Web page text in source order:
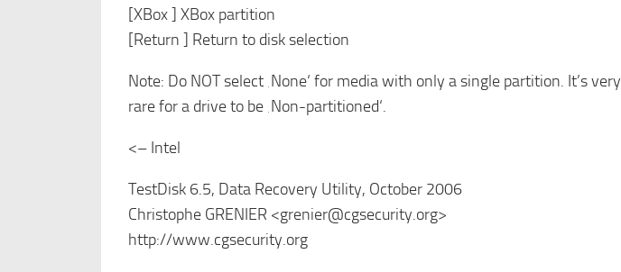
[XBox ] XBox partition
[Return ] Return to disk selection
Note: Do NOT select ‚None‘ for media with only a single partition. It’s very
rare for a drive to be ‚Non-partitioned‘.
<– Intel
TestDisk 6.5, Data Recovery Utility, October 2006
Christophe GRENIER <grenier@cgsecurity.org>
http://www.cgsecurity.org